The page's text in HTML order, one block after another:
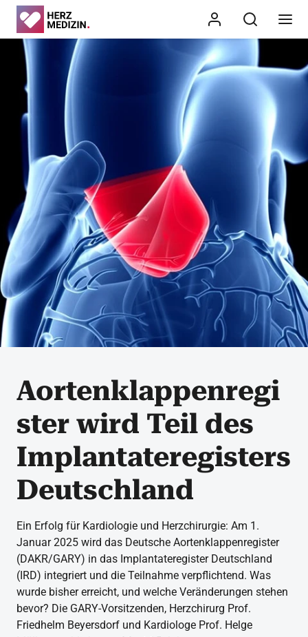
Aortenklappenregi
ster wird Teil des
Implantateregisters
Deutschland
Ein Erfolg für Kardiologie und Herzchirurgie: Am 1.
Januar 2025 wird das Deutsche Aortenklappenregister
(DAKR/GARY) in das Implantateregister Deutschland
(IRD) integriert und die Teilnahme verpflichtend. Was
wurde bisher erreicht, und welche Veränderungen stehen
bevor? Die GARY-Vorsitzenden, Herzchirurg Prof.
Friedhelm Beyersdorf und Kardiologe Prof. Helge